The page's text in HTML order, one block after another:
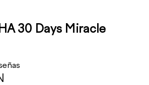
30 Days Miracle